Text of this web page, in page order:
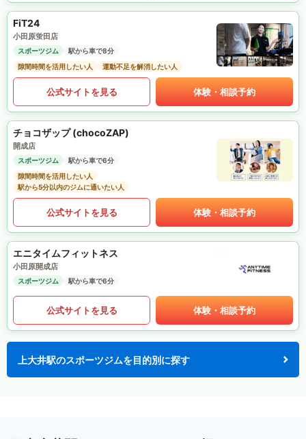
FiT24
小田原蛍田店
スポーツジム
駅から車で8分
隙間時間を活用したい人
運動不足を解消したい人
公式サイトを見る 体験・相談予約
チョコザップ (chocoZAP)
開成店
スポーツジム
駅から車で6分
隙間時間を活用したい人
駅から5分以内のジムに通いたい人
公式サイトを見る 体験・相談予約
エニタイムフィットネス
小田原開成店
スポーツジム 駅から車で6分
公式サイトを見る 体験・相談予約
上大井駅のスポーツジムを目的別に探す